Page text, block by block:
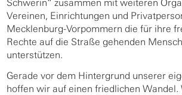
Schwerin“ zusammen mit weiteren
Vereinen, Einrichtungen und
Mecklenburg-Vorpommern die für ihre
Rechte auf die Straße gehenden
unterstützen.
Gerade vor dem Hintergrund unserer
hoffen wir auf einen friedlichen Wandel.